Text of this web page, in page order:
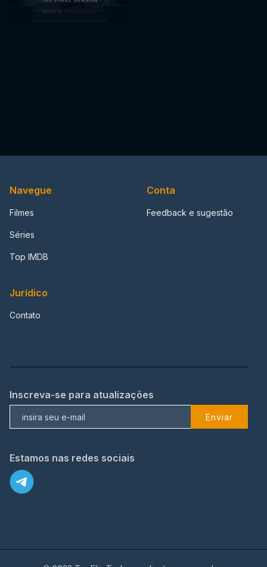
Navegue
Filmes
Séries
Top IMDB
Conta
Feedback e sugestão
Jurídico
Contato
Inscreva-se para atualizações
Enviar
Estamos nas redes sociais